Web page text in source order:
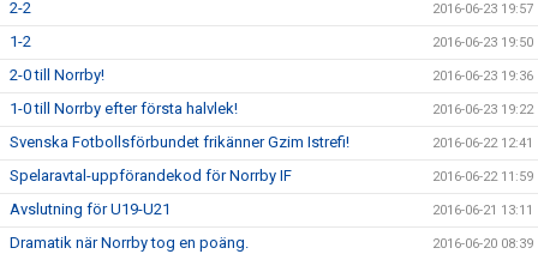
2-2 2016-06-23 19:57
1-2 2016-06-23 19:50
2-0 till Norrby! 2016-06-23 19:36
1-0 till Norrby efter första halvlek! 2016-06-23 19:22
Svenska Fotbollsförbundet frikänner Gzim Istrefi! 2016-06-22 12:41
Spelaravtal-uppförandekod för Norrby IF 2016-06-22 11:59
Avslutning för U19-U21 2016-06-21 13:11
Dramatik när Norrby tog en poäng. 2016-06-20 08:39